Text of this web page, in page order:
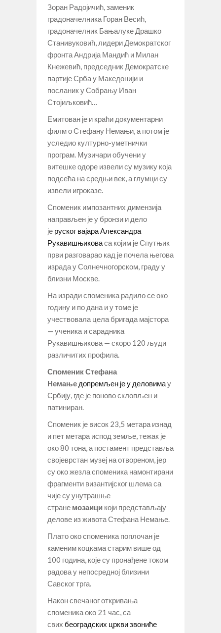
Зоран Радојичић, заменик
градоначелника Горан Весић,
градоначелник Бањалуке Драшко
Станивуковић, лидери Демократског
фронта Андрија Мандић и Милан
Кнежевић, председник Демократске
партије Срба у Македонији и
посланик у Собрању Иван
Стојиљковић…
Емитован је и краћи документарни
филм о Стефану Немањи, а потом је
уследио културно-уметнички
програм. Музичари обучени у
витешке одоре извели су музику која
подсећа на средњи век, а глумци су
извели игроказе.
Споменик импозантних димензија
направљен је у бронзи и дело
је руског вајара Александра
Рукавишњиковаса којим је Спутњик
први разговарао кад је почела његова
израда у Солнечногорском, граду у
близни Москве.
На изради споменика радило се око
годину и по дана и у томе је
учествовала цела бригада мајстора
— ученика и сарадника
Рукавишњикова — скоро 120 људи
различитих профила.
Споменик Стефана
Немање допремљен је у деловимау
Србију, где је поново склопљен и
патиниран.
Споменик је висок 23,5 метара изнад
и пет метара испод земље, тежак је
око 80 тона, а постамент представља
својеврстан музеј на отвореном, јер
су око жезла споменика намонтирани
фрагменти византијског шлема са
чије су унутрашње
стране мозаици који представљају
делове из живота Стефана Немање.
Плато око споменика поплочан је
каменим коцкама старим више од
100 година, које су пронађене током
радова у непосредној близини
Савског трга.
Након свечаног откривања
споменика око 21 час, са
свих београдских цркви звониће